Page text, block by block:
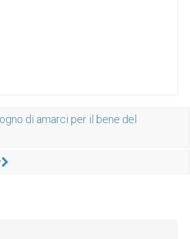
di amarci per il bene del